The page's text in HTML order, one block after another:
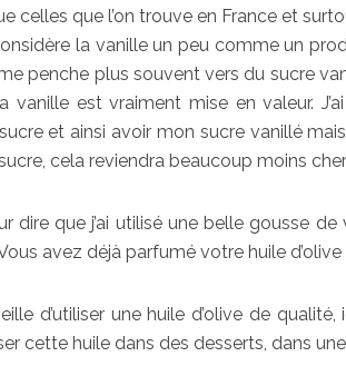
celles que l’on trouve en France et
la vanille un peu comme un
penche plus souvent vers du sucre
vanille est vraiment mise en valeur.
et ainsi avoir mon sucre vanillé
cela reviendra beaucoup moins
dire que j’ai utilisé une belle gousse
Vous avez déjà parfumé votre huile d’olive
d’utiliser une huile d’olive de
cette huile dans des desserts, dans